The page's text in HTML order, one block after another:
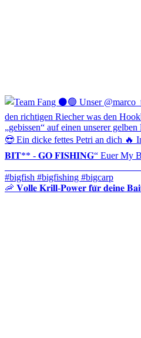
🦐 𝐕𝐨𝐥𝐥𝐞 𝐊𝐫𝐢𝐥𝐥-𝐏𝐨𝐰𝐞𝐫 𝐟𝐮̈𝐫 𝐝𝐞𝐢𝐧𝐞